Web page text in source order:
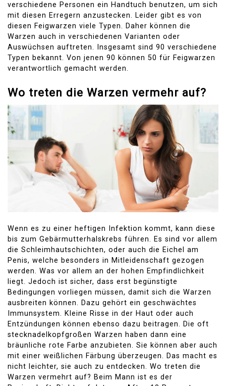
verschiedene Personen ein Handtuch benutzen, um sich
mit diesen Erregern anzustecken. Leider gibt es von
diesen Feigwarzen viele Typen. Daher können die
Warzen auch in verschiedenen Varianten oder
Auswüchsen auftreten. Insgesamt sind 90 verschiedene
Typen bekannt. Von jenen 90 können 50 für Feigwarzen
verantwortlich gemacht werden.
Wo treten die Warzen vermehr auf?
Wenn es zu einer heftigen Infektion kommt, kann diese
bis zum Gebärmutterhalskrebs führen. Es sind vor allem
die Schleimhautschichten, oder auch die Eichel am
Penis, welche besonders in Mitleidenschaft gezogen
werden. Was vor allem an der hohen Empfindlichkeit
liegt. Jedoch ist sicher, dass erst begünstigte
Bedingungen vorliegen müssen, damit sich die Warzen
ausbreiten können. Dazu gehört ein geschwächtes
Immunsystem. Kleine Risse in der Haut oder auch
Entzündungen können ebenso dazu beitragen. Die oft
stecknadelkopfgroßen Warzen haben dann eine
bräunliche rote Farbe anzubieten. Sie können aber auch
mit einer weißlichen Färbung überzeugen. Das macht es
nicht leichter, sie auch zu entdecken. Wo treten die
Warzen vermehrt auf? Beim Mann ist es der